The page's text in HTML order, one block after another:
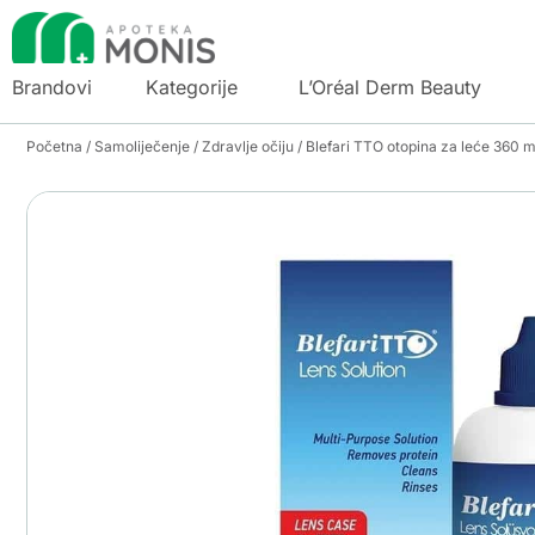
Brandovi Kategorije L’Oréal Derm Beauty
Početna / Samoliječenje / Zdravlje očiju / Blefari TTO otopina za leće 360